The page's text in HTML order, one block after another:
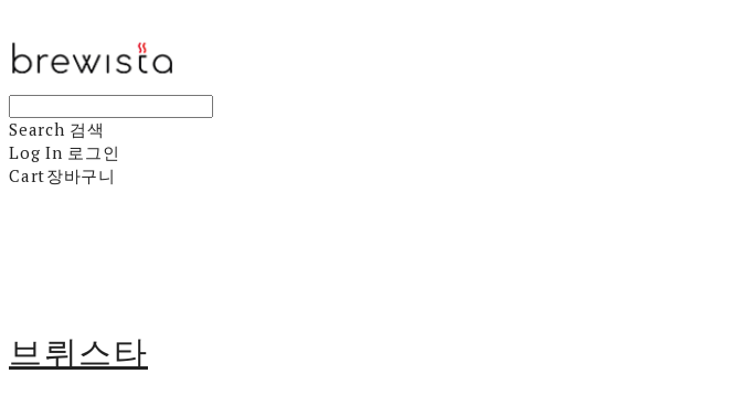
Search 검색
Log In 로그인
Cart장바구니
브뤼스타